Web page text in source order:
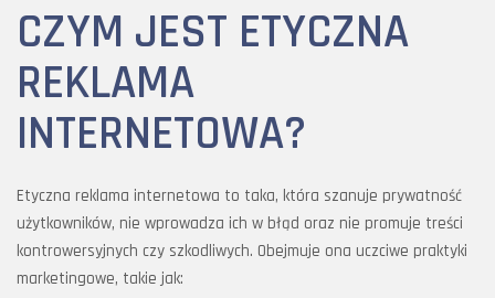
CZYM JEST ETYCZNA
REKLAMA
INTERNETOWA?
Etyczna reklama internetowa to taka, która szanuje prywatność
użytkowników, nie wprowadza ich w błąd oraz nie promuje treści
kontrowersyjnych czy szkodliwych. Obejmuje ona uczciwe praktyki
marketingowe, takie jak: